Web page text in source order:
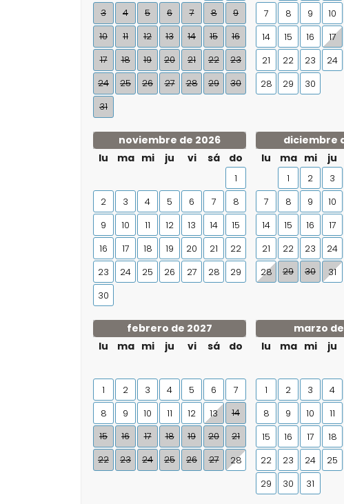
3
4 5 6 7 8
9
10
11 12 13 14 15
16
17
18 19 20 21 22
23
24
25 26 27 28 29
30
31
7
8 9 10
14
15 16 17
21
22 23 24
28
29 30
noviembre de 2026
lu
ma mi ju vi sá do
1
2
3 4 5 6 7
8
9
10 11 12 13 14
15
16
17 18 19 20 21
22
23
24 25 26 27 28
29
30
diciembre
lu
ma mi ju
1 2 3
7
8 9 10
14
15 16 17
21
22 23 24
28
29 30 31
febrero de 2027
lu
ma mi ju vi sá do
1 2 3 4 5 6
7
8
9 10 11 12 13
14
15
16 17 18 19 20
21
22
23 24 25 26 27 28
marzo
lu
ma mi ju
1 2 3 4
8
9 10 11
15
16 17 18
22
23 24 25
29
30 31